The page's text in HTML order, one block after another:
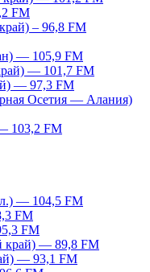
FM
– 96,8 FM
— 105,9 FM
— 101,7 FM
— 97,3 FM
Осетия — Алания)
103,2 FM
— 104,5 FM
FM
FM
край) — 89,8 FM
— 93,1 FM